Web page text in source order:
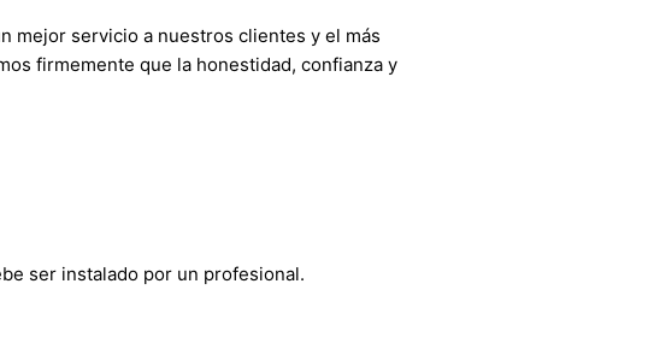
mejor servicio a nuestros clientes y el más
firmemente que la honestidad, confianza y
ser instalado por un profesional.